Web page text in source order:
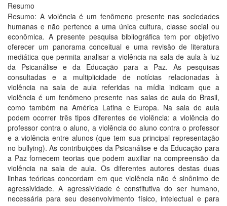
Resumo
Resumo: A violência é um fenômeno presente nas sociedades
humanas e não pertence a uma única cultura, classe social ou
econômica. A presente pesquisa bibliográfica tem por objetivo
oferecer um panorama conceitual e uma revisão de literatura
mediática que permita analisar a violência na sala de aula à luz
da Psicanálise e da Educação para a Paz. As pesquisas
consultadas e a multiplicidade de notícias relacionadas à
violência na sala de aula referidas na mídia indicam que a
violência é um fenômeno presente nas salas de aula do Brasil,
como também na América Latina e Europa. Na sala de aula
podem ocorrer três tipos diferentes de violência: a violência do
professor contra o aluno, a violência do aluno contra o professor
e a violência entre alunos (que tem sua principal representação
no bullying). As contribuições da Psicanálise e da Educação para
a Paz fornecem teorias que podem auxiliar na compreensão da
violência na sala de aula. Os diferentes autores destas duas
linhas teóricas concordam em que violência não é sinônimo de
agressividade. A agressividade é constitutiva do ser humano,
necessária para seu desenvolvimento físico, intelectual e para